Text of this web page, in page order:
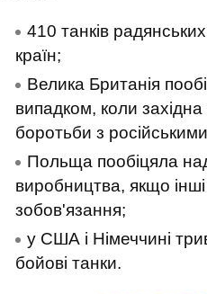
410 танків
країн;
Велика Британія
випадком, коли західна
боротьби з
Польща пообіцяла
виробництва, якщо
зобов'язання;
у США і Німеччині
бойові танки.